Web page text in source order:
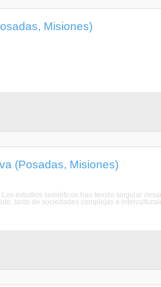
Misiones)
(Posadas, Misiones)
estudios semióticos han tenido singular
tanto de sociedades complejas e